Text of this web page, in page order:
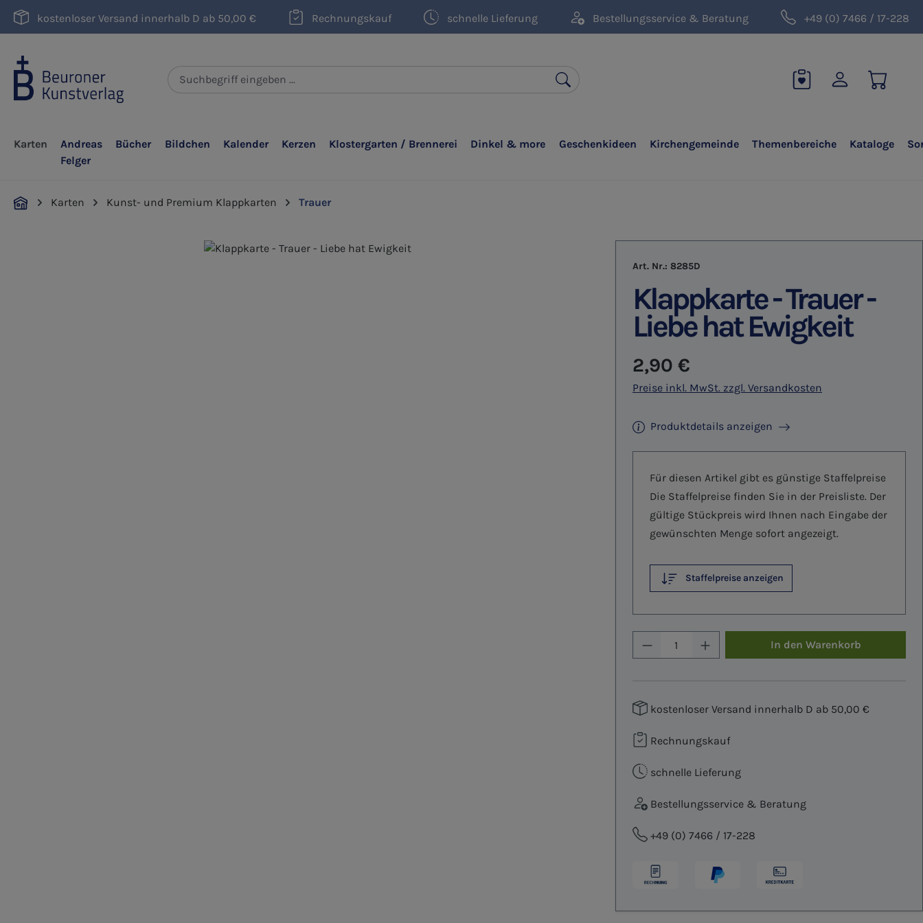
Hauptinhalt springen
Zur Suche springen
Zur Hauptnavigation springen
kostenloser Versand innerhalb D ab 50,00 € Rechnungskauf schnelle Lieferung Bestellungsservice & Beratung +49 (0) 7466 / 17-228
Karten
Andreas
Felger
Bücher Bildchen Kalender Kerzen Klostergarten / Brennerei Dinkel & more Geschenkideen Kirchengemeinde Themenbereiche Kataloge
Karten Kunst- und Premium Klappkarten Trauer
Art. Nr.: 8285D
Klappkarte - Trauer -
Liebe hat Ewigkeit
Regulärer Preis:
2,90 €
Preise inkl. MwSt. zzgl. Versandkosten
Produktdetails anzeigen
Für diesen Artikel gibt es günstige Staffelpreise
Die Staffelpreise finden Sie in der Preisliste. Der
gültige Stückpreis wird Ihnen nach Eingabe der
gewünschten Menge sofort angezeigt.
Staffelpreise anzeigen
Produkt Anzahl: Gib den
In den Warenkorb
kostenloser Versand innerhalb D ab 50,00 €
Rechnungskauf
schnelle Lieferung
Bestellungsservice & Beratung
+49 (0) 7466 / 17-228